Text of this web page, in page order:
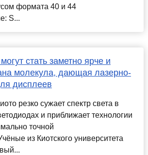
формата 40 и 44
S...
стать заметно ярче и
молекула, дающая лазерно-
дисплеев
резко сужает спектр света в
и приближает технологии
точной
из Киотского университета